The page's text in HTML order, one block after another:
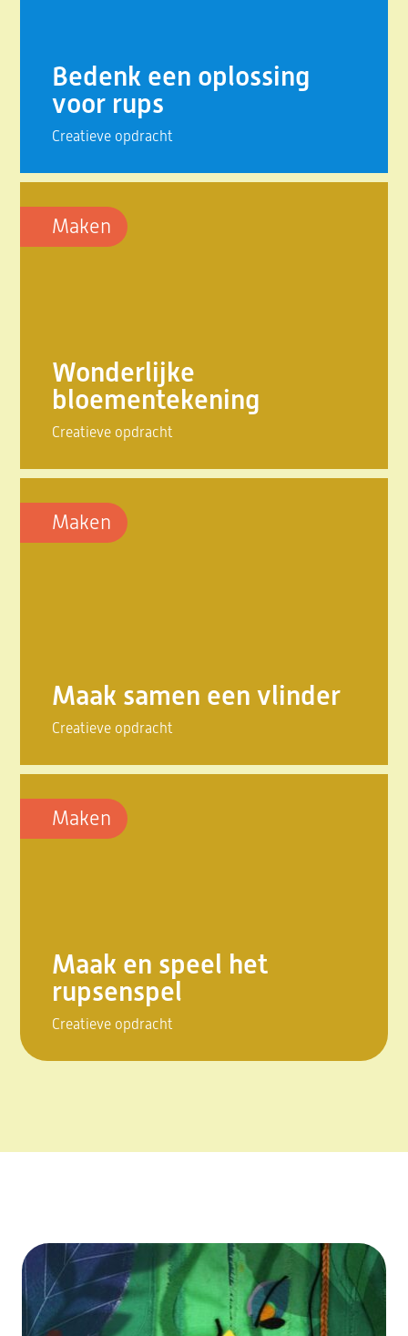
Bedenk een oplossing
voor rups
Creatieve opdracht
Maken
Wonderlijke
bloementekening
Creatieve opdracht
Maken
Maak samen een vlinder
Creatieve opdracht
Maken
Maak en speel het
rupsenspel
Creatieve opdracht